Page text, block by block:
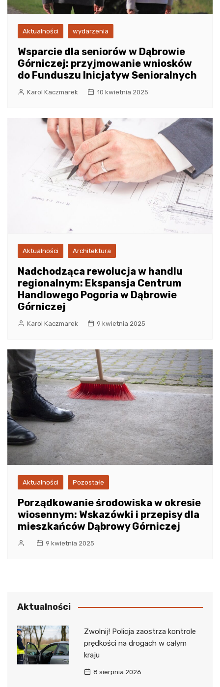
Aktualności wydarzenia
Wsparcie dla seniorów w Dąbrowie
Górniczej: przyjmowanie wniosków
do Funduszu Inicjatyw Senioralnych
Karol Kaczmarek 10 kwietnia 2025
Aktualności Architektura
Nadchodząca rewolucja w handlu
regionalnym: Ekspansja Centrum
Handlowego Pogoria w Dąbrowie
Górniczej
Karol Kaczmarek 9 kwietnia 2025
Aktualności Pozostałe
Porządkowanie środowiska w okresie
wiosennym: Wskazówki i przepisy dla
mieszkańców Dąbrowy Górniczej
9 kwietnia 2025
Aktualności
Zwolnij! Policja zaostrza kontrole
prędkości na drogach w całym
kraju
8 sierpnia 2026